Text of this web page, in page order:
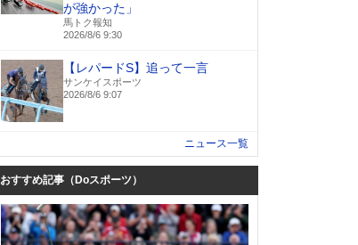
が強かった」
馬トク報知
2026/8/6 9:30
【レパードS】追って一言
サンケイスポーツ
2026/8/6 9:07
ニュース一覧
おすすめ記事（Doスポーツ）